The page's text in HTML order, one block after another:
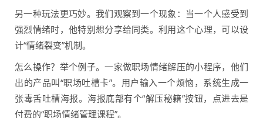
另一种玩法更巧妙。我们观察到一个现象：当一个人感受到
强烈情绪时，他特别想分享给同类。利用这个心理，可以设
计“情绪裂变”机制。
怎么操作？举个例子。一家做职场情绪解压的小程序，他们
出的产品叫“职场吐槽卡”。用户输入一个烦恼，系统生成一
张毒舌吐槽海报。海报底部有个“解压秘籍”按钮，点进去是
付费的“职场情绪管理课程”。